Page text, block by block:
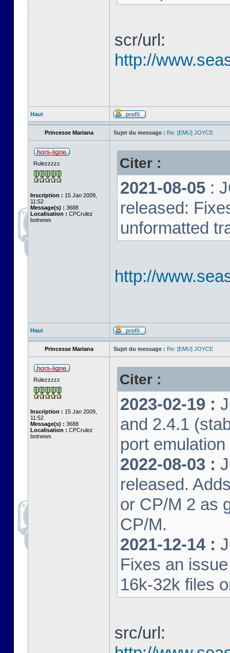
scr/url:
http://
Haut
Princesse Mariana Sujet du message : Re: [EMU] JOYCE
Rulezzzzz
Inscription : 15 Jan 2009,
11:52
Message(s) : 3688
Localisation : CPCrulez
botnews
Citer :
2021-08-05 :
released:
unformatted
http://
Haut
Princesse Mariana Sujet du message : Re: [EMU] JOYCE
Rulezzzzz
Inscription : 15 Jan 2009,
11:52
Message(s) : 3688
Localisation : CPCrulez
botnews
Citer :
2023-02-19 :
and 2.4.1
port
2022-08-03 :
released.
or CP/M 2 as
CP/M.
2021-12-14 :
Fixes an
16k-32k files
src/url: